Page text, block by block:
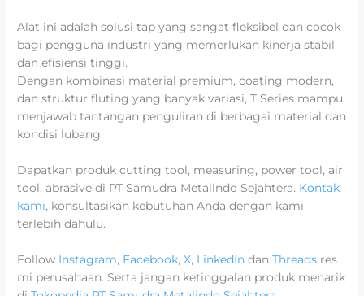
Alat ini adalah solusi tap yang sangat fleksibel dan cocok
bagi pengguna industri yang memerlukan kinerja stabil
dan efisiensi tinggi.
Dengan kombinasi material premium, coating modern,
dan struktur fluting yang banyak variasi, T Series mampu
menjawab tantangan penguliran di berbagai material dan
kondisi lubang.
Dapatkan produk cutting tool, measuring, power tool, air
tool, abrasive di PT Samudra Metalindo Sejahtera. Kontak
kami, konsultasikan kebutuhan Anda dengan kami
terlebih dahulu.
Follow Instagram, Facebook,X, LinkedIndanThreads res
mi perusahaan. Serta jangan ketinggalan produk menarik